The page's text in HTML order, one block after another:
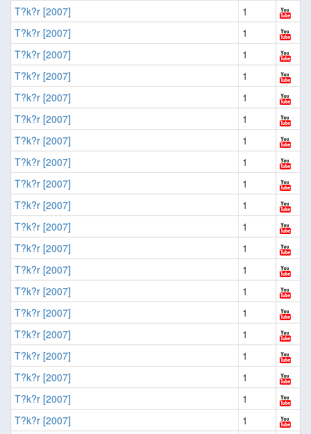
T?k?r [2007]
1
T?k?r [2007]
1
T?k?r [2007]
1
T?k?r [2007]
1
T?k?r [2007]
1
T?k?r [2007]
1
T?k?r [2007]
1
T?k?r [2007]
1
T?k?r [2007]
1
T?k?r [2007]
1
T?k?r [2007]
1
T?k?r [2007]
1
T?k?r [2007]
1
T?k?r [2007]
1
T?k?r [2007]
1
T?k?r [2007]
1
T?k?r [2007]
1
T?k?r [2007]
1
T?k?r [2007]
1
T?k?r [2007]
1